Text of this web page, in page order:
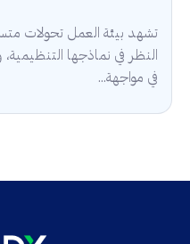
تشهد بيئة العمل تحولات
النظر في نماذجها التنظيمية،
في مواجهة...